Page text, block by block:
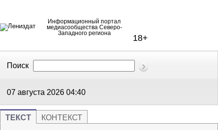
Информационный портал
медиасообщества Северо-
Западного региона
18+
Поиск
07 августа 2026 04:40
ТЕКСТ КОНТЕКСТ